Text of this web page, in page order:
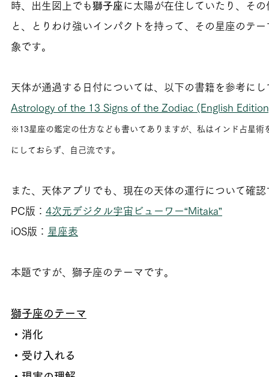
時、出生図上でも獅子座 に太陽が在住していたり、そ
と、とりわけ強いインパクトを持って、その星座のテ
象です。
天体が通過する日付については、以下の書籍を参考にし
Astrology of the 13 Signs of the Zodiac (English
※13星座の鑑定の仕方なども書いてありますが、私はインド占星術
にしておらず、自己流です。
また、天体アプリでも、現在の天体の運行について確
PC版： 4次元デジタル宇宙ビューワー“Mitaka”
iOS版： 星座表
本題ですが、獅子座のテーマです。
獅子座のテーマ
・消化
・受け入れる